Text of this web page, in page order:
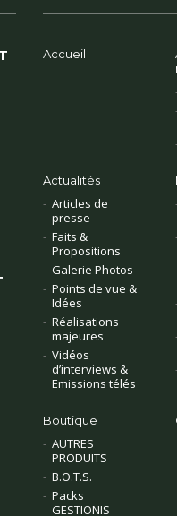
Accueil
Actualités
Articles de
presse
Faits &
Propositions
Galerie Photos
Points de vue &
Idées
Réalisations
majeures
Vidéos
d’interviews &
Emissions télés
Boutique
AUTRES
PRODUITS
B.O.T.S.
Packs
GESTIONIS